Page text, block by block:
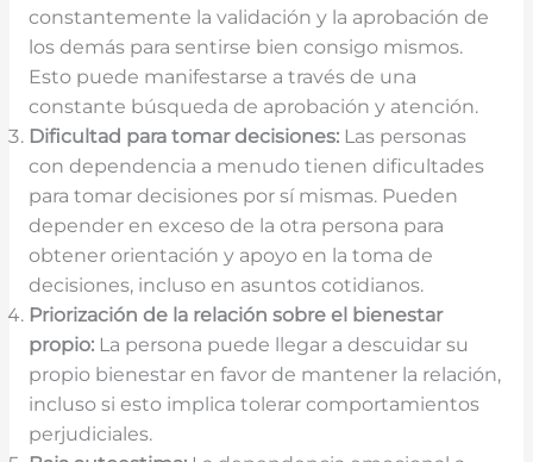
constantemente la validación y la aprobación de
los demás para sentirse bien consigo mismos.
Esto puede manifestarse a través de una
constante búsqueda de aprobación y atención.
Dificultad para tomar decisiones:Las personas
con dependencia a menudo tienen dificultades
para tomar decisiones por sí mismas. Pueden
depender en exceso de la otra persona para
obtener orientación y apoyo en la toma de
decisiones, incluso en asuntos cotidianos.
Priorización de la relación sobre el bienestar
propio:La persona puede llegar a descuidar su
propio bienestar en favor de mantener la relación,
incluso si esto implica tolerar comportamientos
perjudiciales.